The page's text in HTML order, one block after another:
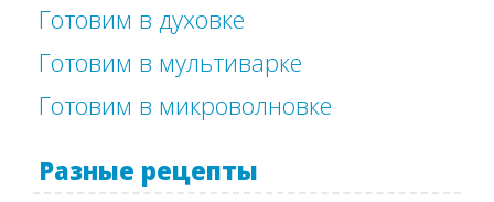
Готовим в духовке
Готовим в мультиварке
Готовим в микроволновке
Разные рецепты